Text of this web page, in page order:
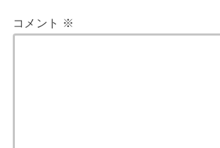
コメント ※